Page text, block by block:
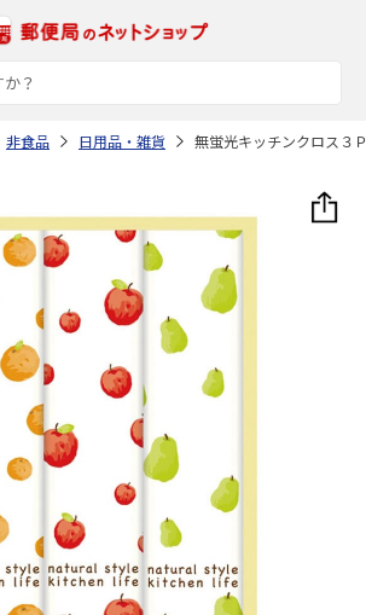
非食品 日用品・雑貨 無蛍光キッチンクロス